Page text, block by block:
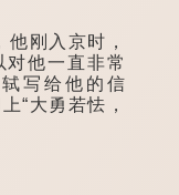
刚入京时，
他一直非常
写给他的信
“大勇若怯，